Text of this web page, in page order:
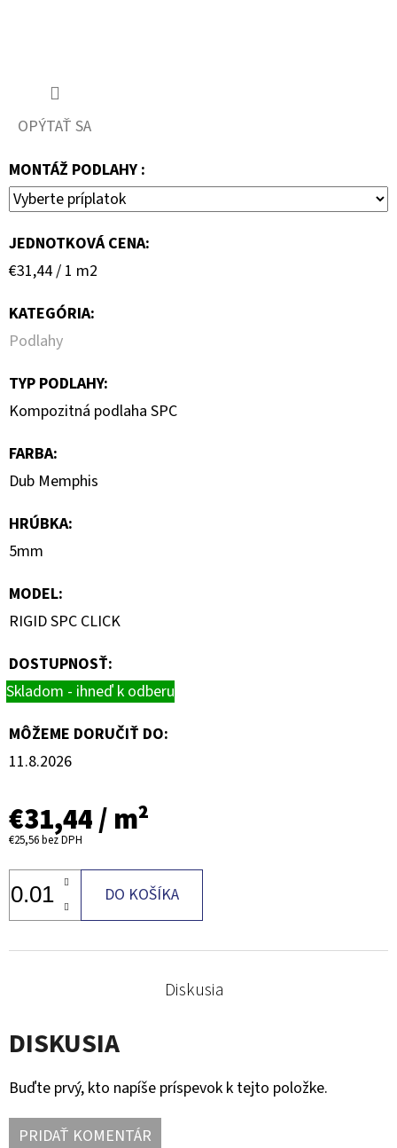
OPÝTAŤ SA
MONTÁŽ PODLAHY :
JEDNOTKOVÁ CENA:
Jednotková
€31,44 / 1 m2
KATEGÓRIA:
Podlahy
TYP PODLAHY:
Kompozitná podlaha SPC
FARBA:
Dub Memphis
HRÚBKA:
5mm
MODEL:
RIGID SPC CLICK
DOSTUPNOSŤ:
Skladom - ihneď k odberu
MÔŽEME DORUČIŤ DO:
11.8.2026
€31,44/ m²
€25,56bez DPH
DO KOŠÍKA
Diskusia
DISKUSIA
Buďte prvý, kto napíše príspevok k tejto položke.
PRIDAŤ KOMENTÁR